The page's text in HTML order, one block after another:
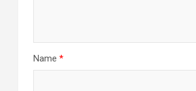
Name *